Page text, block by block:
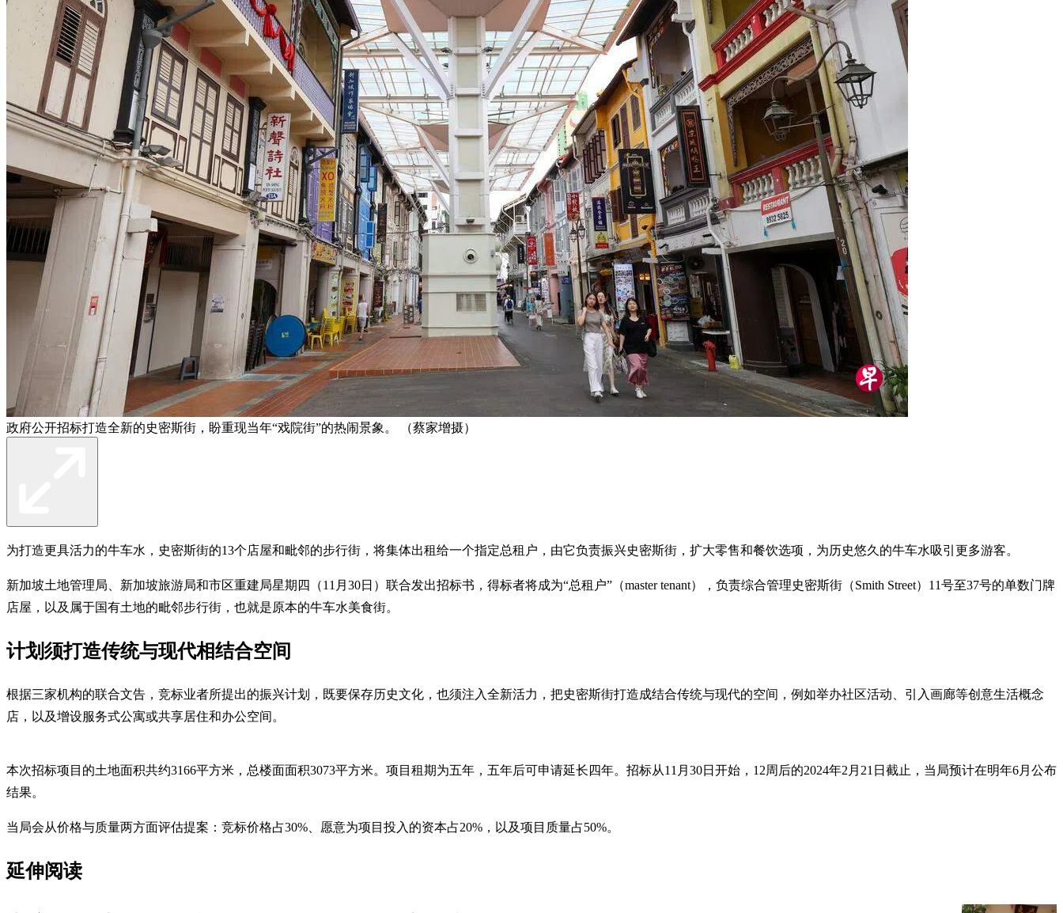
政府公开招标打造全新的史密斯街，盼重现当年“戏院街”的热闹景象。 （蔡家增摄）
为打造更具活力的牛车水，史密斯街的13个店屋和毗邻的步行街，将集体出租给一个指定总租户，由它负责振兴史密斯街，扩大零售和餐饮选项，为历史悠久的牛车水吸引更多游客。
新加坡土地管理局、新加坡旅游局和市区重建局星期四（11月30日）联合发出招标书，得标者将成为“总租户”（master tenant），负责综合管理史密斯街（Smith Street）11号至37号的单数门牌
店屋，以及属于国有土地的毗邻步行街，也就是原本的牛车水美食街。
计划须打造传统与现代相结合空间
根据三家机构的联合文告，竞标业者所提出的振兴计划，既要保存历史文化，也须注入全新活力，把史密斯街打造成结合传统与现代的空间，例如举办社区活动、引入画廊等创意生活概念
店，以及增设服务式公寓或共享居住和办公空间。
本次招标项目的土地面积共约3166平方米，总楼面面积3073平方米。项目租期为五年，五年后可申请延长四年。招标从11月30日开始，12周后的2024年2月21日截止，当局预计在明年6月公布
结果。
当局会从价格与质量两方面评估提案：竞标价格占30%、愿意为项目投入的资本占20%，以及项目质量占50%。
延伸阅读